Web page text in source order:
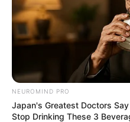
NEUROMIND PRO
Japan's Greatest Doctors
Stop Drinking These 3